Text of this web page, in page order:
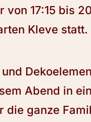
von 17:15 bis
Kleve statt.
Abend in
die ganze